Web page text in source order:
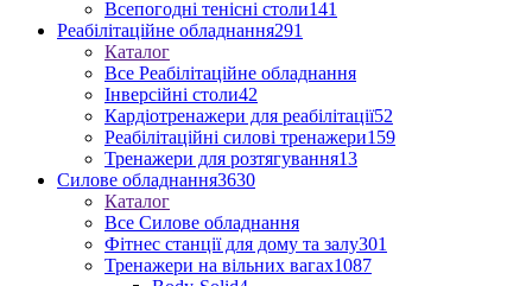
Всепогодні тенісні столи141
Реабілітаційне обладнання291
Каталог
Все Реабілітаційне обладнання
Інверсійні столи42
Кардіотренажери для реабілітації52
Реабілітаційні силові тренажери159
Тренажери для розтягування13
Силове обладнання3630
Каталог
Все Силове обладнання
Фітнес станції для дому та залу301
Тренажери на вільних вагах1087